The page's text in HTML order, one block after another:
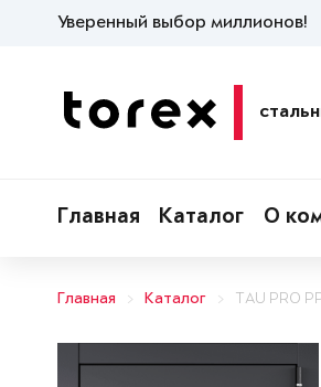
Уверенный выбор миллионов!
Главная Каталог О
Главная Каталог TAU PRO